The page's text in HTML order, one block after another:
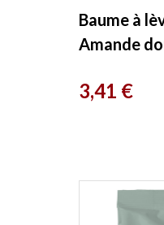
Baume à
Amande
Prix
3,41 €